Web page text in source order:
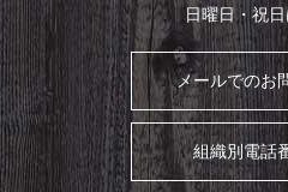
日曜日・祝日
メールでのお
組織別電話